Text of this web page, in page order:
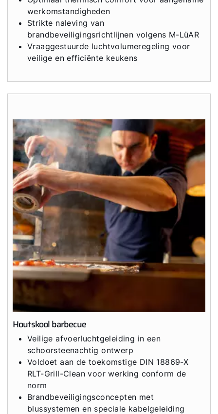
werkomstandigheden
Strikte naleving van
brandbeveiligingsrichtlijnen volgens M-LüAR
Vraaggestuurde luchtvolumeregeling voor
veilige en efficiënte keukens
Houtskool barbecue
Veilige afvoerluchtgeleiding in een
schoorsteenachtig ontwerp
Voldoet aan de toekomstige DIN 18869-X
RLT-Grill-Clean voor werking conform de
norm
Brandbeveiligingsconcepten met
blussystemen en speciale kabelgeleiding
Contactformulier
Mail de WOLF Service
Ook interessant?
Downloads
Service App